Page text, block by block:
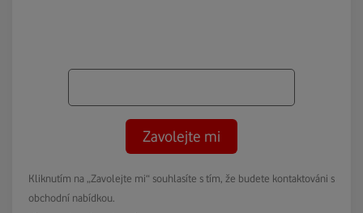
Zavolejte mi
Kliknutím na „Zavolejte mi“ souhlasíte s tím, že budete kontaktováni s
obchodní nabídkou.